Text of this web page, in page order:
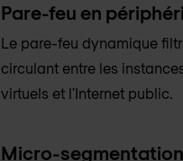
Pare-feu en
Le pare-feu dynamique
circulant entre les
virtuels et l'Internet public.
Micro-segmentation